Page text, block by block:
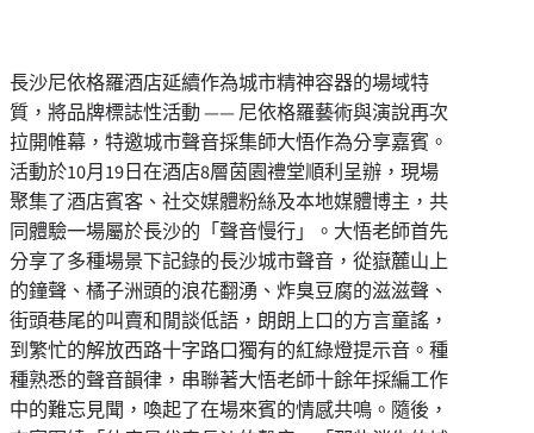
長沙尼依格羅酒店延續作為城市精神容器的場域特
質，將品牌標誌性活動 —— 尼依格羅藝術與演說再次
拉開帷幕，特邀城市聲音採集師大悟作為分享嘉賓。
活動於10月19日在酒店8層茵園禮堂順利呈辦，現場
聚集了酒店賓客、社交媒體粉絲及本地媒體博主，共
同體驗一場屬於長沙的「聲音慢行」。大悟老師首先
分享了多種場景下記錄的長沙城市聲音，從嶽麓山上
的鐘聲、橘子洲頭的浪花翻湧、炸臭豆腐的滋滋聲、
街頭巷尾的叫賣和閒談低語，朗朗上口的方言童謠，
到繁忙的解放西路十字路口獨有的紅綠燈提示音。種
種熟悉的聲音韻律，串聯著大悟老師十餘年採編工作
中的難忘見聞，喚起了在場來賓的情感共鳴。隨後，